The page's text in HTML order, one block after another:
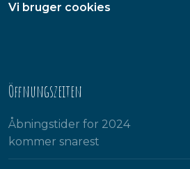
​Vi bruger cookies
Öffnungszeiten
Åbningstider for 2024
kommer snarest​